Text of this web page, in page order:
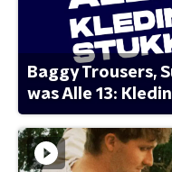
Baggy Trousers,
was Alle 13: